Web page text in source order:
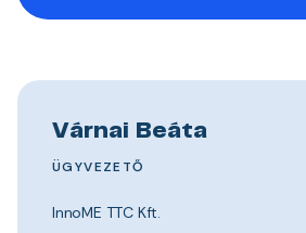
Várnai Beáta
ÜGYVEZETŐ
InnoME TTC Kft.